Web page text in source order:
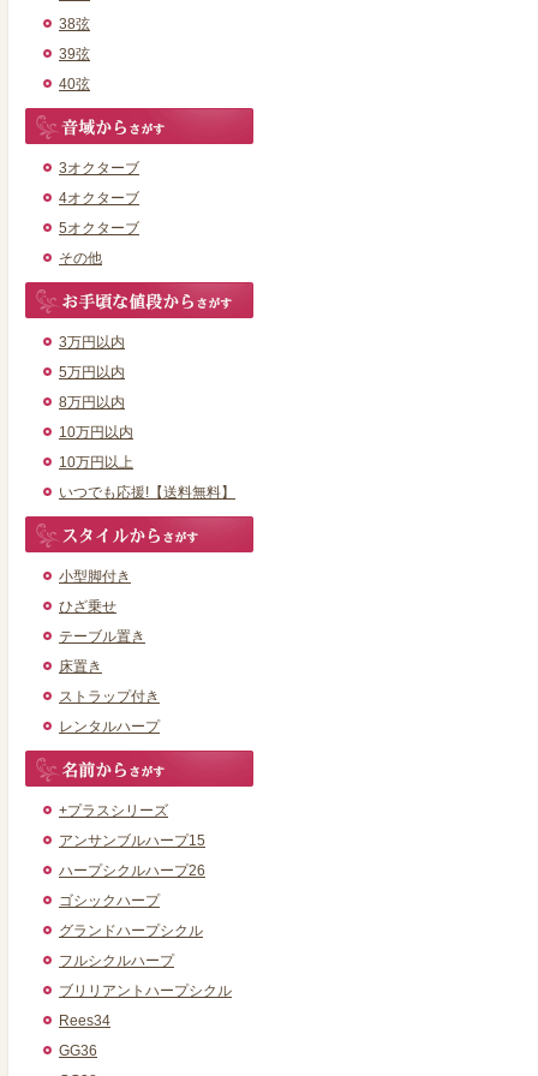
38弦
39弦
40弦
3オクターブ
4オクターブ
5オクターブ
その他
3万円以内
5万円以内
8万円以内
10万円以内
10万円以上
いつでも応援!【送料無料】
小型脚付き
ひざ乗せ
テーブル置き
床置き
ストラップ付き
レンタルハープ
+プラスシリーズ
アンサンブルハープ15
ハープシクルハープ26
ゴシックハープ
グランドハープシクル
フルシクルハープ
ブリリアントハープシクル
Rees34
GG36